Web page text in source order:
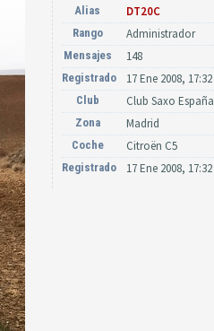
Alias DT20C
Rango Administrador
Mensajes 148
Registrado 17 Ene 2008, 17:32
Club Club Saxo España
Zona Madrid
Coche Citroën C5
Registrado 17 Ene 2008, 17:32